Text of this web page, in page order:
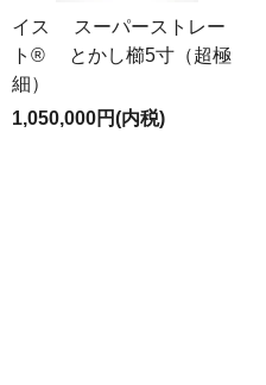
イス スーパーストレー
ト® とかし櫛5寸（超極
細）
1,050,000円(内税)